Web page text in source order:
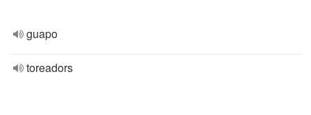
guapo
toreadors